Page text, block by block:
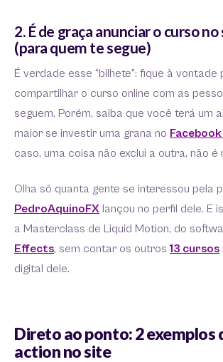
2. É de graça anunciar o curso
(para quem te segue)
É verdade esse “bilhete”: fique à vontade
compartilhar o curso online com as
seguem. Porém, saiba que você terá um
maior se investir uma grana no
caso, uma coisa não exclui a outra, não é
Olha só quanta gente se interessou pela
PedroAquinoFX lançou no perfil dele. E
a Masterclass de Liquid Motion, do
Effects, sem contar os outros 13 cursos
digital dele.
Direto ao ponto: 2 exemplos
action no site